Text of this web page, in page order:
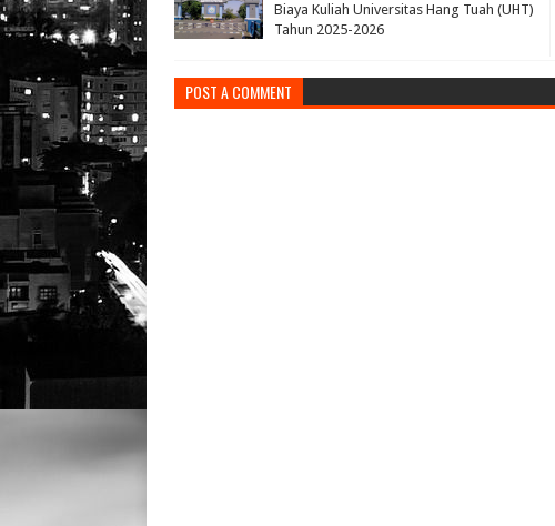
Biaya Kuliah Universitas Hang Tuah (UHT)
Tahun 2025-2026
POST A COMMENT